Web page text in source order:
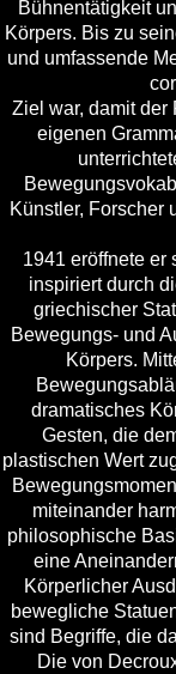
Bühnentätigkeit
Körpers. Bis zu
und umfassende
Ziel war, damit der
eigenen
Künstler, Forscher
1941 eröffnete er
inspiriert durch
griechischer
Bewegungs- und
Körpers.
dramatisches
Gesten, die
plastischen Wert
miteinander
philosophische
eine
Körperlicher
bewegliche
sind Begriffe, die
Die von